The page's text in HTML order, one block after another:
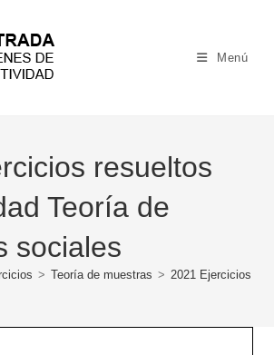
Menú
resueltos
Teoría de
sociales
> Teoría de muestras > 2021 Ejercicios